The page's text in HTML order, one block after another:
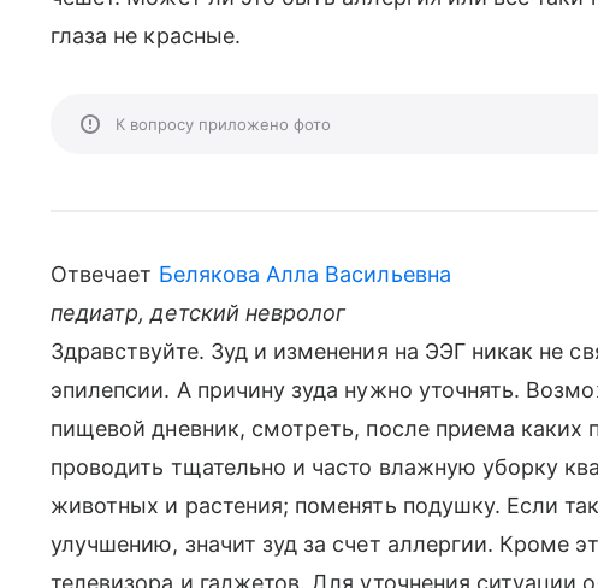
глаза не красные.
К вопросу приложено фото
Отвечает Белякова Алла Васильевна
педиатр, детский невролог
Здравствуйте. Зуд и изменения на ЭЭГ никак не
эпилепсии. А причину зуда нужно уточнять.
пищевой дневник, смотреть, после приема каких
проводить тщательно и часто влажную уборку
животных и растения; поменять подушку. Если
улучшению, значит зуд за счет аллергии. Кроме
телевизора и гаджетов. Для уточнения ситуации